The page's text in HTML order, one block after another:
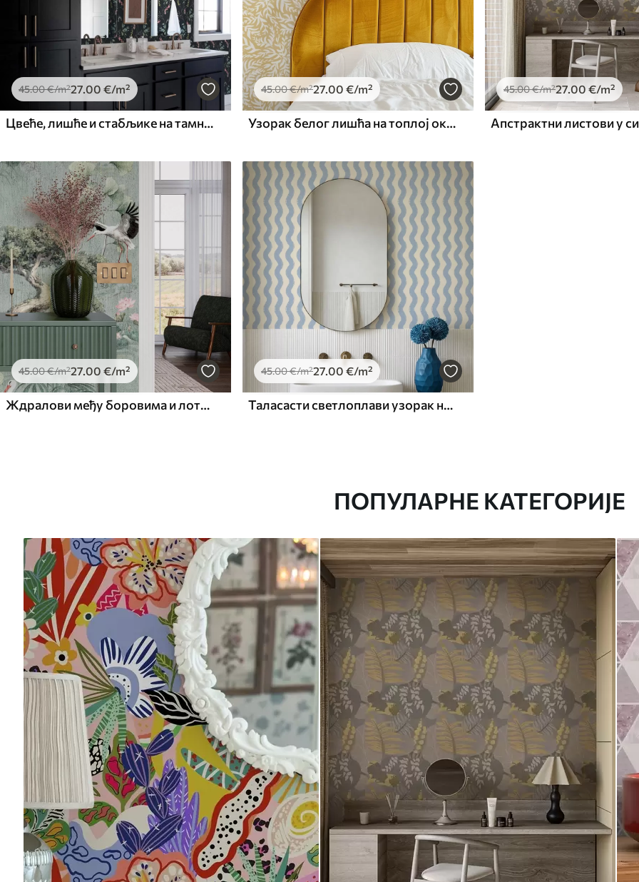
45.00€/m²27.00 €/m²
Цвеће, лишће и стабљике на тамној позадини
45.00€/m²27.00 €/m²
Узорак белог лишћа на топлој окер боји, вртложни ритам
45.00€/m²27.00 €/m²
45.00€/m²27.00 €/m²
Ждралови међу боровима и лотосима на мирној зеленој позадини
45.00€/m²27.00 €/m²
Таласасти светлоплави узорак на светлој позадини
ПОПУЛАРНЕ КАТЕГОРИЈЕ